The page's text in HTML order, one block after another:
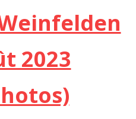
2023